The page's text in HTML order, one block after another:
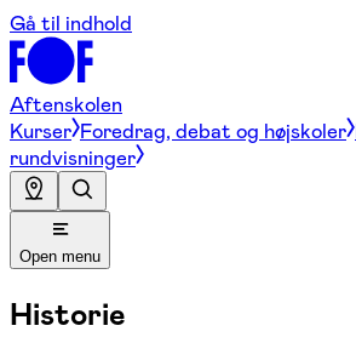
Gå til indhold
Aftenskolen
Kurser Foredrag, debat og højskoler
rundvisninger
Open menu
Historie